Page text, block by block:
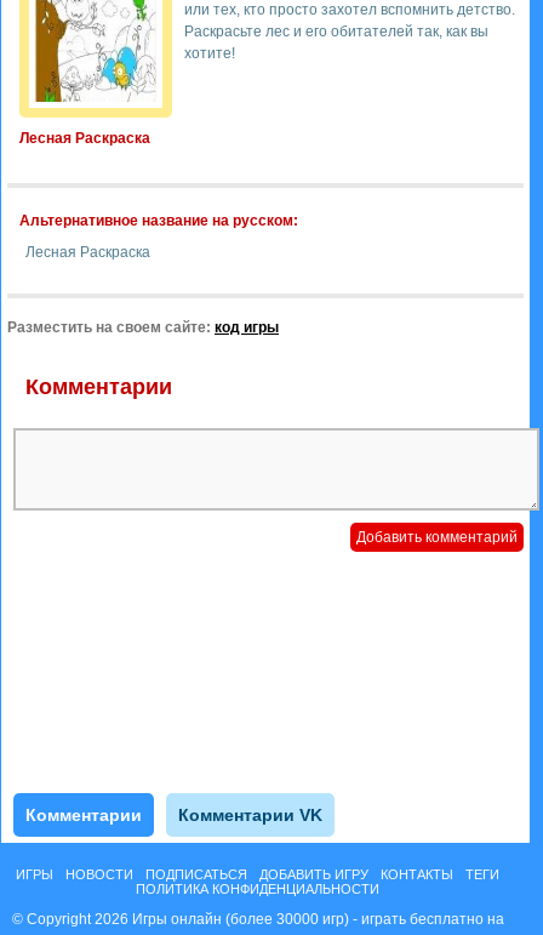
Лесная Раскраска
или тех, кто просто захотел вспомнить детство.
Раскрасьте лес и его обитателей так, как вы
хотите!
Альтернативное название на русском:
Лесная Раскраска
Разместить на своем сайте: код игры
Комментарии
Комментарии Комментарии VK
ИГРЫ НОВОСТИ ПОДПИСАТЬСЯ ДОБАВИТЬ ИГРУ КОНТАКТЫ
ТЕГИ
ПОЛИТИКА КОНФИДЕНЦИАЛЬНОСТИ
© Copyright 2026 Игры онлайн (более 30000 игр) - играть бесплатно на